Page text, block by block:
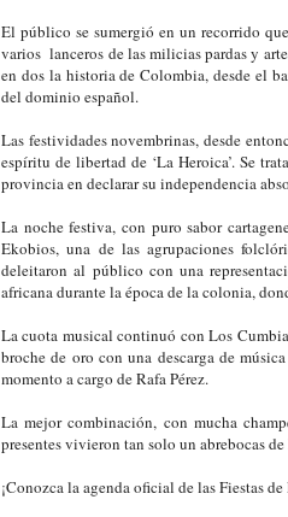
El público se sumergió en un recorrido
varios lanceros de las milicias pardas y
en dos la historia de Colombia, desde el
del dominio español.
Las festividades novembrinas, desde
espíritu de libertad de ‘La Heroica’. Se
provincia en declarar su independencia
La noche festiva, con puro sabor
Ekobios, una de las agrupaciones
deleitaron al público con una
africana durante la época de la colonia,
La cuota musical continuó con Los
broche de oro con una descarga de
momento a cargo de Rafa Pérez.
La mejor combinación, con mucha
presentes vivieron tan solo un abrebocas
¡Conozca la agenda oficial de las Fiestas